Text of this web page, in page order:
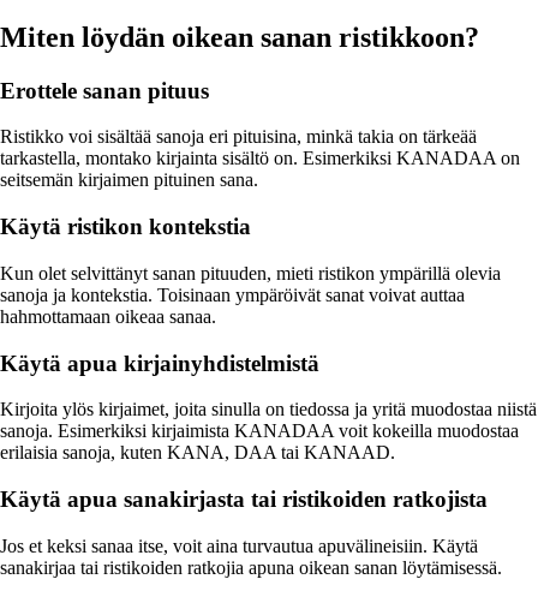
Miten löydän oikean sanan ristikkoon?
Erottele sanan pituus
Ristikko voi sisältää sanoja eri pituisina, minkä takia on tärkeää
tarkastella, montako kirjainta sisältö on. Esimerkiksi KANADAA on
seitsemän kirjaimen pituinen sana.
Käytä ristikon kontekstia
Kun olet selvittänyt sanan pituuden, mieti ristikon ympärillä olevia
sanoja ja kontekstia. Toisinaan ympäröivät sanat voivat auttaa
hahmottamaan oikeaa sanaa.
Käytä apua kirjainyhdistelmistä
Kirjoita ylös kirjaimet, joita sinulla on tiedossa ja yritä muodostaa niistä
sanoja. Esimerkiksi kirjaimista KANADAA voit kokeilla muodostaa
erilaisia sanoja, kuten KANA, DAA tai KANAAD.
Käytä apua sanakirjasta tai ristikoiden ratkojista
Jos et keksi sanaa itse, voit aina turvautua apuvälineisiin. Käytä
sanakirjaa tai ristikoiden ratkojia apuna oikean sanan löytämisessä.